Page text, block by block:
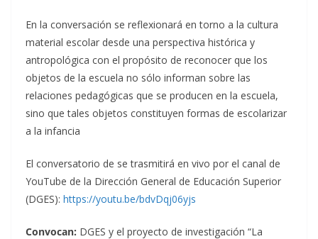
En la conversación se reflexionará en torno a la cultura
material escolar desde una perspectiva histórica y
antropológica con el propósito de reconocer que los
objetos de la escuela no sólo informan sobre las
relaciones pedagógicas que se producen en la escuela,
sino que tales objetos constituyen formas de escolarizar
a la infancia
El conversatorio de se trasmitirá en vivo por el canal de
YouTube de la Dirección General de Educación Superior
(DGES): https://youtu.be/bdvDqj06yjs
Convocan: DGES y el proyecto de investigación “La